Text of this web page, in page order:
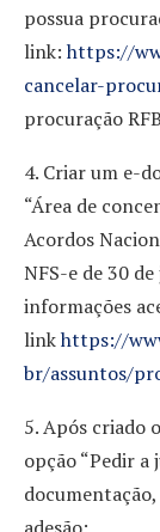
possua
link:https://
cancelar-
procuração
4. Criar um e-
“Área de
Acordos
NFS-e de 30
informações
linkhttps://
br/assuntos/
5. Após criado
opção “Pedir a